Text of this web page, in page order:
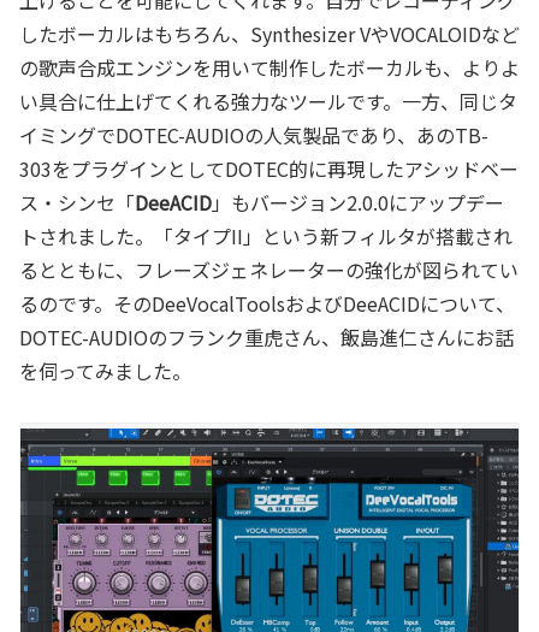
したボーカルはもちろん、Synthesizer VやVOCALOIDなど
の歌声合成エンジンを用いて制作したボーカルも、よりよ
い具合に仕上げてくれる強力なツールです。一方、同じタ
イミングでDOTEC-AUDIOの人気製品であり、あのTB-
303をプラグインとしてDOTEC的に再現したアシッドベー
ス・シンセ「DeeACID」もバージョン2.0.0にアップデー
トされました。「タイプII」という新フィルタが搭載され
るとともに、フレーズジェネレーターの強化が図られてい
るのです。そのDeeVocalToolsおよびDeeACIDについて、
DOTEC-AUDIOのフランク重虎さん、飯島進仁さんにお話
を伺ってみました。